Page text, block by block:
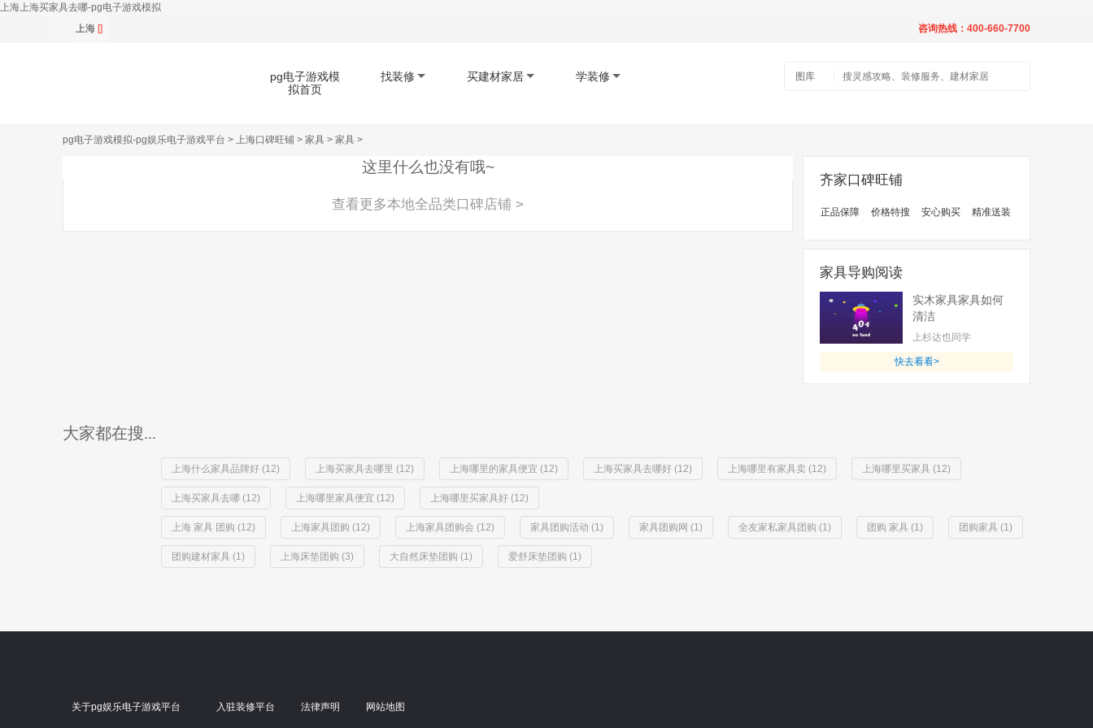
上海上海买家具去哪-pg电子游戏模拟
上海 [] 咨询热线：400-660-7700
pg电子游戏模
拟首页
找装修 买建材家居 学装修
扫码下载app
图库
pg电子游戏模拟-pg娱乐电子游戏平台 > 上海口碑旺铺 > 家具 > 家具 >
这里什么也没有哦~
查看更多本地全品类口碑店铺 >
齐家口碑旺铺
正品保障 价格特搜 安心购买 精准送装
家具导购阅读
实木家具家具如何
清洁
上杉达也同学
快去看看>
大家都在搜...
上海什么家具品牌好 (12) 上海买家具去哪里 (12) 上海哪里的家具便宜 (12) 上海买家具去哪好 (12) 上海哪里有家具卖 (12) 上海哪里买家具 (12)
上海买家具去哪 (12) 上海哪里家具便宜 (12) 上海哪里买家具好 (12)
上海 家具 团购 (12) 上海家具团购 (12) 上海家具团购会 (12) 家具团购活动 (1) 家具团购网 (1) 全友家私家具团购 (1) 团购 家具 (1) 团购家具 (1)
团购建材家具 (1) 上海床垫团购 (3) 大自然床垫团购 (1) 爱舒床垫团购 (1)
关于pg娱乐电子游戏平台 入驻装修平台 法律声明 网站地图